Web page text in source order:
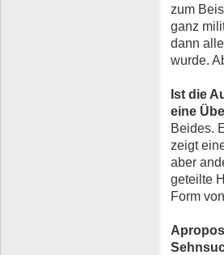
zum
ganz
dann
wurde.
Ist die
eine
Beides.
zeigt
aber
geteilte
Form